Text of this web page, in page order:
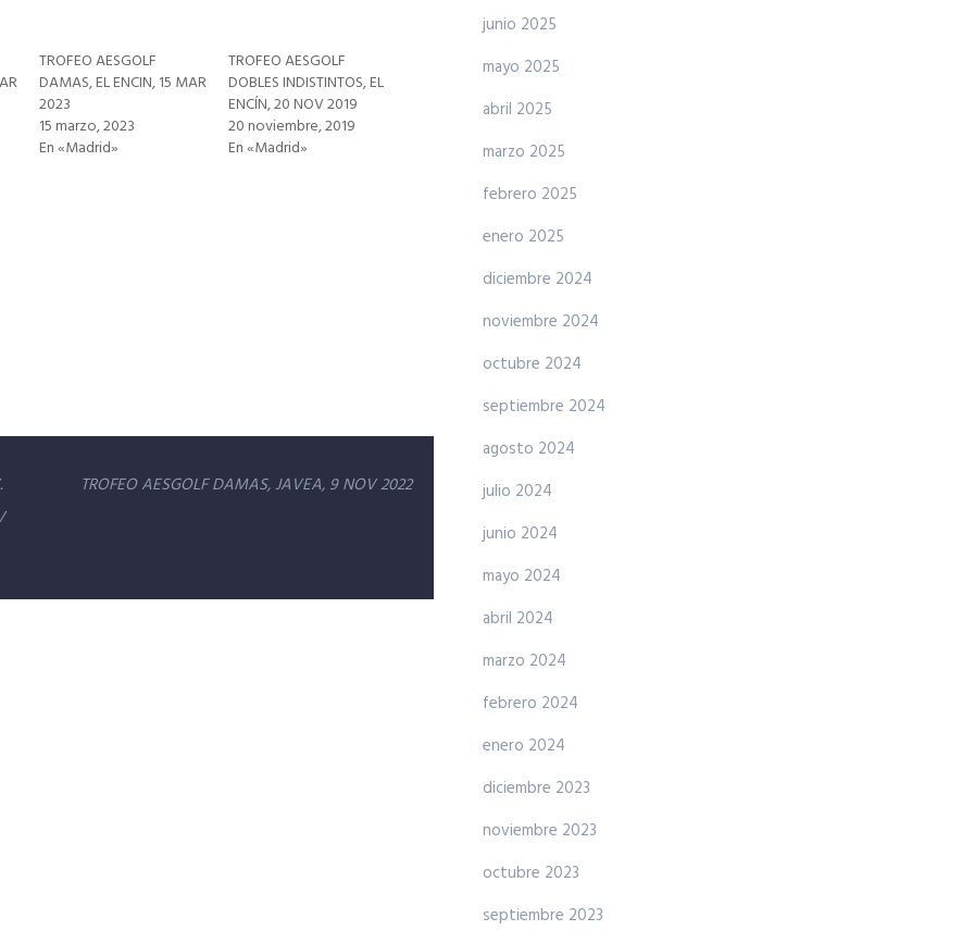
TROFEO AESGOLF
DAMAS, EL ENCIN, 15 MAR
2023
15 marzo, 2023
En «Madrid»
TROFEO AESGOLF
DOBLES INDISTINTOS, EL
ENCÍN, 20 NOV 2019
20 noviembre, 2019
En «Madrid»
TROFEO AESGOLF DAMAS, JAVEA, 9 NOV 2022
junio 2025
mayo 2025
abril 2025
marzo 2025
febrero 2025
enero 2025
diciembre 2024
noviembre 2024
octubre 2024
septiembre 2024
agosto 2024
julio 2024
junio 2024
mayo 2024
abril 2024
marzo 2024
febrero 2024
enero 2024
diciembre 2023
noviembre 2023
octubre 2023
septiembre 2023